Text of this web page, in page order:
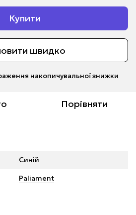
Купити
швидко
накопичувальної знижки
Порівняти
Синій
Paliament